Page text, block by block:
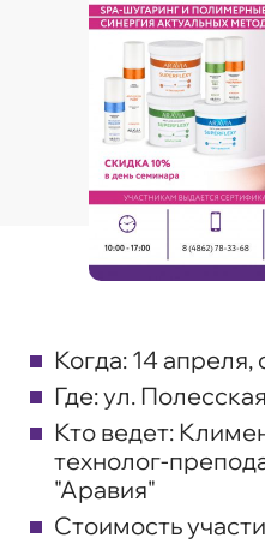
Когда: 14 апреля,
Где:ул.
Кто ведет:
технолог-
"Аравия"
Стоимость